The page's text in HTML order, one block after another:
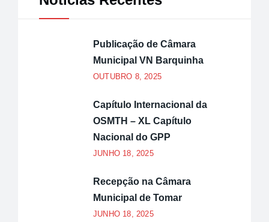
Publicação de Câmara
Municipal VN Barquinha
OUTUBRO 8, 2025
Capítulo Internacional da
OSMTH – XL Capítulo
Nacional do GPP
JUNHO 18, 2025
Recepção na Câmara
Municipal de Tomar
JUNHO 18, 2025